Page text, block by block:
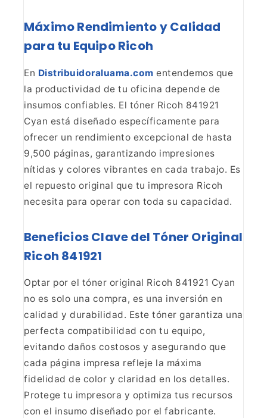
Máximo Rendimiento y Calidad
para tu Equipo Ricoh
En Distribuidoraluama.com entendemos que
la productividad de tu oficina depende de
insumos confiables. El tóner Ricoh 841921
Cyan está diseñado específicamente para
ofrecer un rendimiento excepcional de hasta
9,500 páginas, garantizando impresiones
nítidas y colores vibrantes en cada trabajo. Es
el repuesto original que tu impresora Ricoh
necesita para operar con toda su capacidad.
Beneficios Clave del Tóner Original
Ricoh 841921
Optar por el tóner original Ricoh 841921 Cyan
no es solo una compra, es una inversión en
calidad y durabilidad. Este tóner garantiza una
perfecta compatibilidad con tu equipo,
evitando daños costosos y asegurando que
cada página impresa refleje la máxima
fidelidad de color y claridad en los detalles.
Protege tu impresora y optimiza tus recursos
con el insumo diseñado por el fabricante.